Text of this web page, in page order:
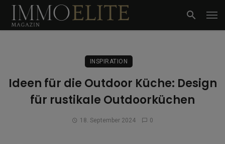
INSPIRATION
Ideen für die Outdoor Küche: Design
für rustikale Outdoorküchen
18. September 2024 0